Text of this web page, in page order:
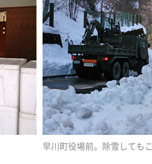
早川町役場前。除雪しても